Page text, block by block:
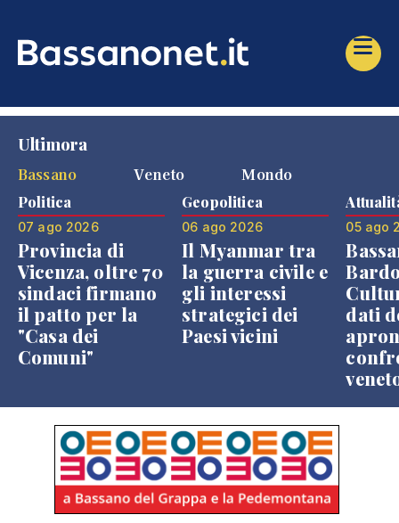
Ultimora
Bassano
Veneto Mondo
Politica
07 ago 2026
Provincia di
Vicenza, oltre 70
sindaci firmano
il patto per la
"Casa dei
Comuni"
Geopolitica
06 ago 2026
Il Myanmar tra
la guerra civile e
gli interessi
strategici dei
Paesi vicini
05 ago
dati